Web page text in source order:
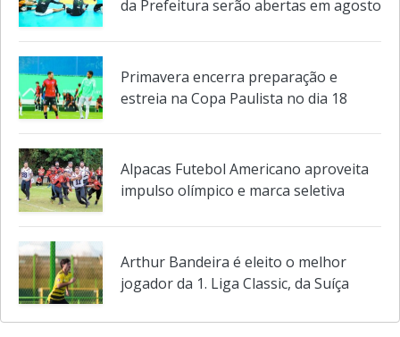
Inscrições para vagas remanescentes
Primavera encerra preparação e
Alpacas Futebol Americano aproveita
Arthur Bandeira é eleito o melhor